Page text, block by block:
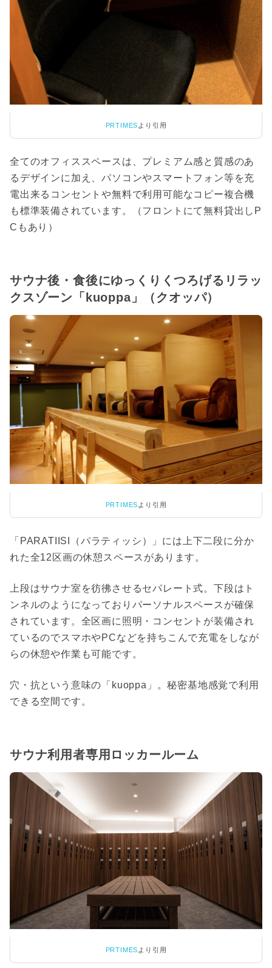
PRTIMES より引用
全てのオフィススペースは、プレミアム感と質感のあ
るデザインに加え、パソコンやスマートフォン等を充
電出来るコンセントや無料で利用可能なコピー複合機
も標準装備されています。（フロントにて無料貸出しP
Cもあり）
サウナ後・食後にゆっくりくつろげるリラッ
クスゾーン「kuoppa」（クオッパ）
PRTIMES より引用
「PARATIISI（パラティッシ）」には上下二段に分か
れた全12区画の休憩スペースがあります。
上段はサウナ室を彷彿させるセパレート式。下段はト
ンネルのようになっておりパーソナルスペースが確保
されています。全区画に照明・コンセントが装備され
ているのでスマホやPCなどを持ちこんで充電をしなが
らの休憩や作業も可能です。
穴・抗という意味の「kuoppa」。秘密基地感覚で利用
できる空間です。
サウナ利用者専用ロッカールーム
PRTIMES より引用